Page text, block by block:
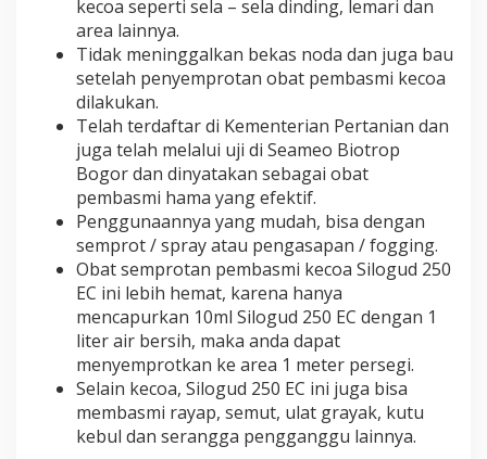
kecoa seperti sela – sela dinding, lemari dan
area lainnya.
Tidak meninggalkan bekas noda dan juga bau
setelah penyemprotan obat pembasmi kecoa
dilakukan.
Telah terdaftar di Kementerian Pertanian dan
juga telah melalui uji di Seameo Biotrop
Bogor dan dinyatakan sebagai obat
pembasmi hama yang efektif.
Penggunaannya yang mudah, bisa dengan
semprot / spray atau pengasapan / fogging.
Obat semprotan pembasmi kecoa Silogud 250
EC ini lebih hemat, karena hanya
mencapurkan 10ml Silogud 250 EC dengan 1
liter air bersih, maka anda dapat
menyemprotkan ke area 1 meter persegi.
Selain kecoa, Silogud 250 EC ini juga bisa
membasmi rayap, semut, ulat grayak, kutu
kebul dan serangga pengganggu lainnya.